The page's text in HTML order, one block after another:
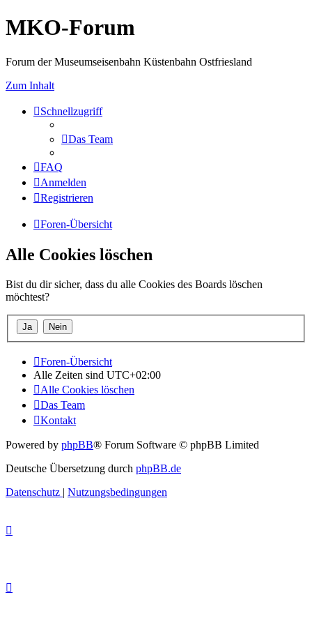
MKO-Forum
Forum der Museumseisenbahn Küstenbahn Ostfriesland
Zum Inhalt
Schnellzugriff
Das Team
FAQ
Anmelden
Registrieren
Foren-Übersicht
Alle Cookies löschen
Bist du dir sicher, dass du alle Cookies des Boards löschen
möchtest?
Foren-Übersicht
Alle Zeiten sind UTC+02:00
Alle Cookies löschen
Das Team
Kontakt
Powered by phpBB® Forum Software © phpBB Limited
Deutsche Übersetzung durch phpBB.de
Datenschutz | Nutzungsbedingungen